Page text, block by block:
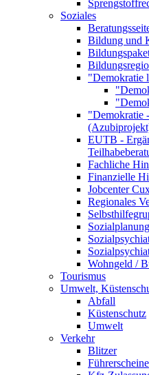
Soziales
Bildung und
"Demokratie
"Demokratie
EUTB -
Fachliche
Finanzielle
Jobcenter
Regionales
Sozialplanung
Wohngeld /
Tourismus
Umwelt,
Abfall
Küstenschutz
Umwelt
Verkehr
Blitzer
Führerscheine